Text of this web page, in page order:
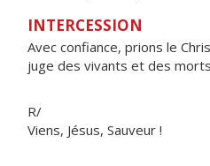
INTERCESSION
Avec confiance, prions le
juge des vivants et des
R/
Viens, Jésus, Sauveur !